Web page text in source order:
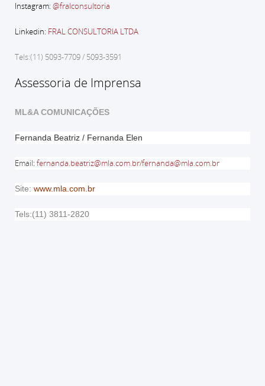
Instagram: @fralconsultoria
Linkedin: FRAL CONSULTORIA LTDA
Tels:(11) 5093-7709 / 5093-3591
Assessoria de Imprensa
ML&A COMUNICAÇÕES
Fernanda Beatriz / Fernanda Elen
Email: fernanda.beatriz@mla.com.br/fernanda@mla.com.br
Site: www.mla.com.br
Tels:(11) 3811-2820